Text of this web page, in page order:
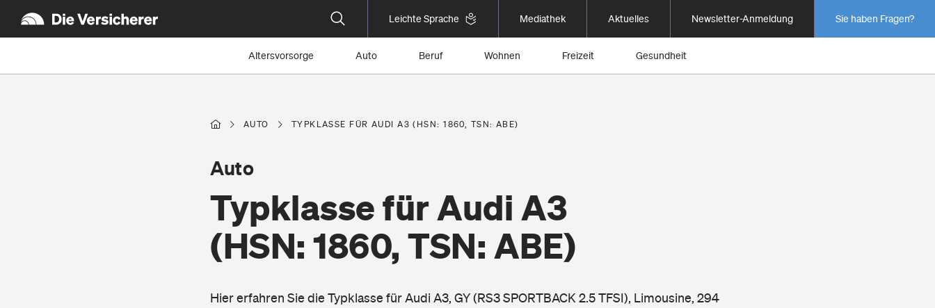
Leichte Sprache Mediathek Aktuelles Newsletter-Anmeldung Sie haben Fragen?
Altersvorsorge Auto Beruf Wohnen Freizeit Gesundheit
AUTO TYPKLASSE FÜR AUDI A3 (HSN: 1860, TSN: ABE)
Typklasse für Audi A3
(HSN: 1860, TSN: ABE)
Auto
Hier erfahren Sie die Typklasse für Audi A3, GY (RS3 SPORTBACK 2.5 TFSI), Limousine, 294